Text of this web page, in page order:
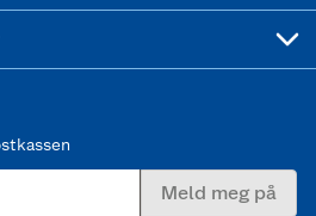
Meld meg på